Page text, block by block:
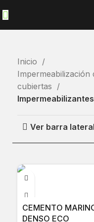
Inicio
Impermeabilización
cubiertas
Ver barra lateral
CEMENTO
DENSO ECO